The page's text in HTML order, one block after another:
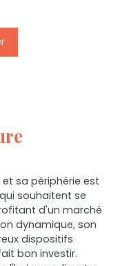
sa périphérie est
souhaitent se
d'un marché
dynamique, son
dispositifs
bon investir.